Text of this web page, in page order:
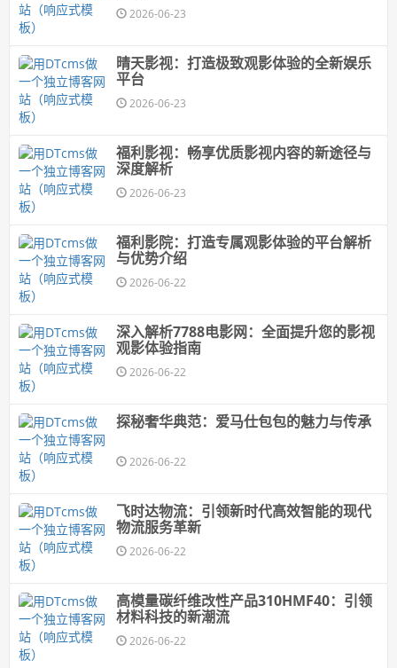
2026-06-23
晴天影视：打造极致观影体验的全新娱乐
平台
2026-06-23
福利影视：畅享优质影视内容的新途径与
深度解析
2026-06-23
福利影院：打造专属观影体验的平台解析
与优势介绍
2026-06-22
深入解析7788电影网：全面提升您的影视
观影体验指南
2026-06-22
探秘奢华典范：爱马仕包包的魅力与传承
2026-06-22
飞时达物流：引领新时代高效智能的现代
物流服务革新
2026-06-22
高模量碳纤维改性产品310HMF40：引领
材料科技的新潮流
2026-06-22